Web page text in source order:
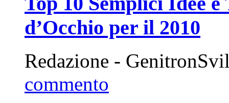
d’Occhio per il 2010
Redazione -
commento